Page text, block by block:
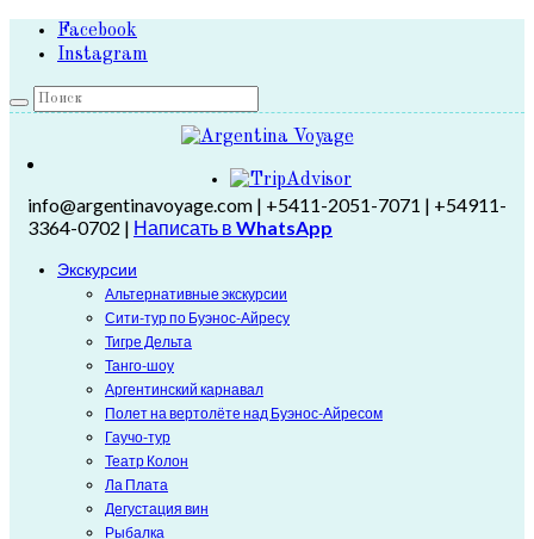
Facebook
Instagram
info@argentinavoyage.com | +5411-2051-7071 | +54911-
3364-0702 | Написать в WhatsApp
Экскурсии
Альтернативные экскурсии
Сити-тур по Буэнос-Айресу
Тигре Дельта
Танго-шоу
Аргентинский карнавал
Полет на вертолёте над Буэнос-Айресом
Гаучо-тур
Театр Колон
Ла Плата
Дегустация вин
Рыбалка